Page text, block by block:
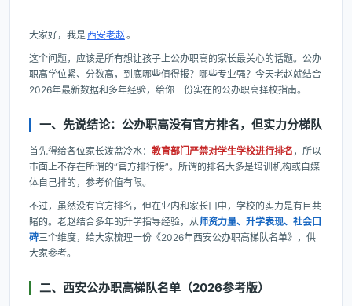
大家好，我是西安老赵 。
这个问题，应该是所有想让孩子上公办职高的家长最关心的话题。公办
职高学位紧、分数高，到底哪些值得报？哪些专业强？今天老赵就结合
2026年最新数据和多年经验，给你一份实在的公办职高择校指南。
一、先说结论：公办职高没有官方排名，但实力分梯队
首先得给各位家长泼盆冷水： 教育部门严禁对学生学校进行排名 ，所以
市面上不存在所谓的“官方排行榜”。所谓的排名大多是培训机构或自媒
体自己排的，参考价值有限。
不过，虽然没有官方排名，但在业内和家长口中，学校的实力是有目共
睹的。老赵结合多年的升学指导经验，从师资力量、升学表现、社会口
碑三个维度，给大家梳理一份《2026年西安公办职高梯队名单》，供
大家参考。
二、西安公办职高梯队名单（2026参考版）